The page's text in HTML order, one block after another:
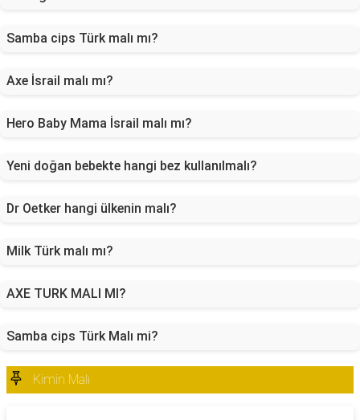
Samba cips Türk malı mı?
Axe İsrail malı mı?
Hero Baby Mama İsrail malı mı?
Yeni doğan bebekte hangi bez kullanılmalı?
Dr Oetker hangi ülkenin malı?
Milk Türk malı mı?
AXE TURK MALI MI?
Samba cips Türk Malı mi?
Kimin Malı